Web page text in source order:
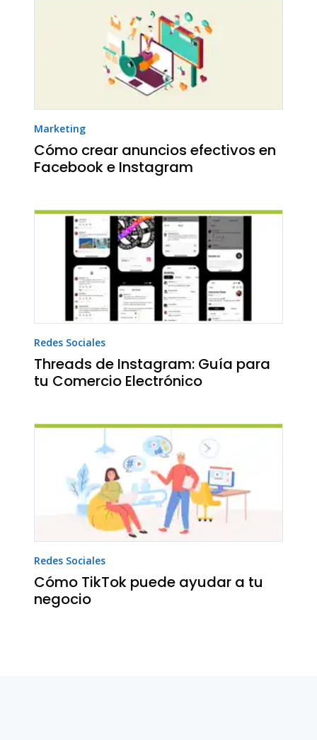
Marketing
Cómo crear anuncios efectivos en
Facebook e Instagram
Redes Sociales
Threads de Instagram: Guía para
tu Comercio Electrónico
Redes Sociales
Cómo TikTok puede ayudar a tu
negocio